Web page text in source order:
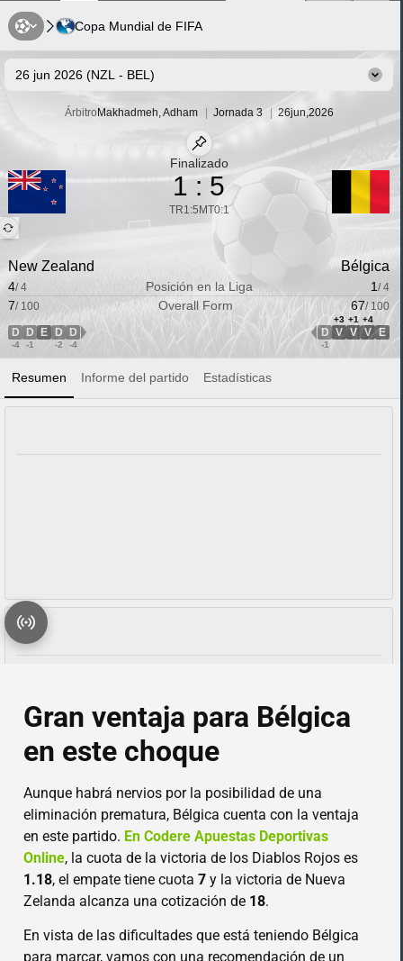
Gran ventaja para Bélgica
en este choque
Aunque habrá nervios por la posibilidad de una
eliminación prematura, Bélgica cuenta con la ventaja
en este partido. En Codere Apuestas Deportivas
Online, la cuota de la victoria de los Diablos Rojos es
1.18, el empate tiene cuota7 y la victoria de Nueva
Zelanda alcanza una cotización de 18.
En vista de las dificultades que está teniendo Bélgica
para marcar, vamos con una recomendación de un